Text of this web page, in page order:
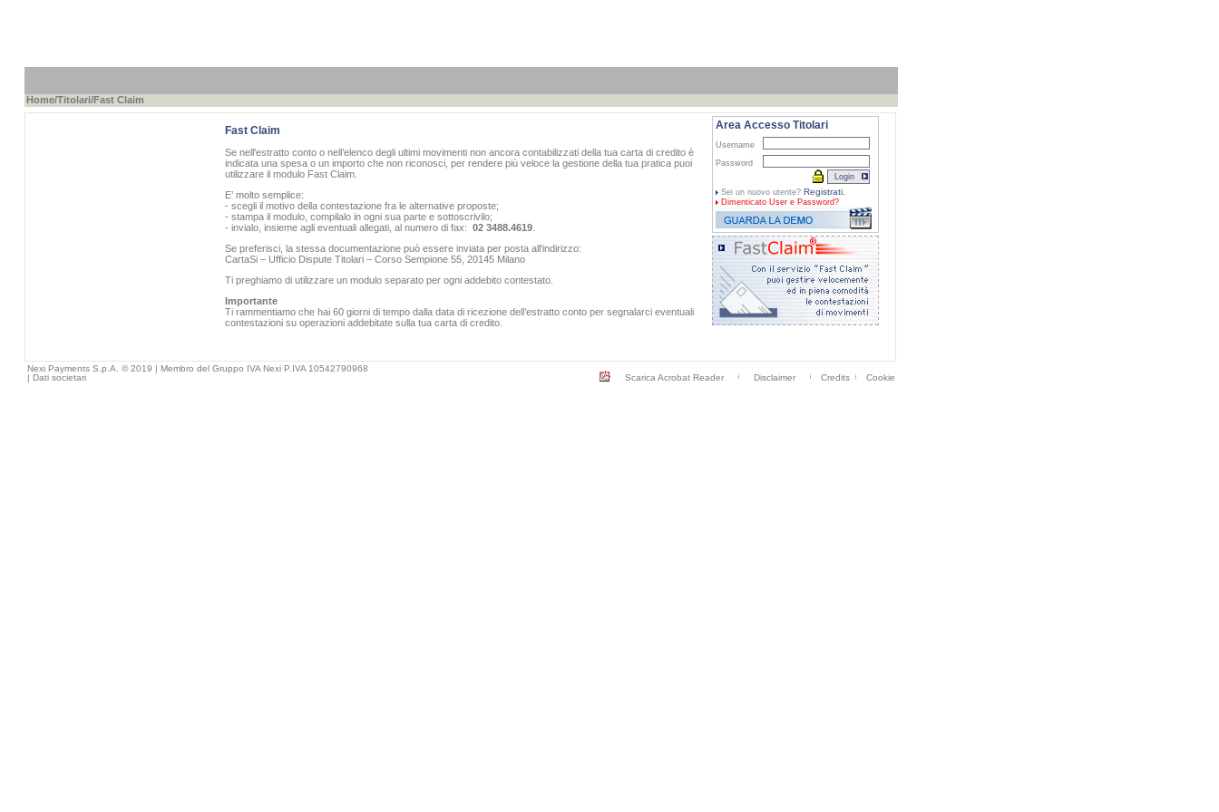
Home/Titolari/Fast Claim
Fast Claim
Se nell'estratto conto o nell’elenco degli ultimi movimenti non ancora contabilizzati della tua carta di credito è
indicata una spesa o un importo che non riconosci, per rendere più veloce la gestione della tua pratica puoi
utilizzare il modulo Fast Claim.
E’ molto semplice:
- scegli il motivo della contestazione fra le alternative proposte;
- stampa il modulo, compilalo in ogni sua parte e sottoscrivilo;
- invialo, insieme agli eventuali allegati, al numero di fax: 02 3488.4619.
Se preferisci, la stessa documentazione può essere inviata per posta all'indirizzo:
CartaSi – Ufficio Dispute Titolari – Corso Sempione 55, 20145 Milano
Ti preghiamo di utilizzare un modulo separato per ogni addebito contestato.
Importante
Ti rammentiamo che hai 60 giorni di tempo dalla data di ricezione dell’estratto conto per segnalarci eventuali
contestazioni su operazioni addebitate sulla tua carta di credito.
Area Accesso Titolari
Username
Password
Sei un nuovo utente? Registrati.
Dimenticato User e Password?
Nexi Payments S.p.A. © 2019 | Membro del Gruppo IVA Nexi P.IVA 10542790968
| Dati societari Scarica Acrobat Reader Disclaimer Credits Cookie